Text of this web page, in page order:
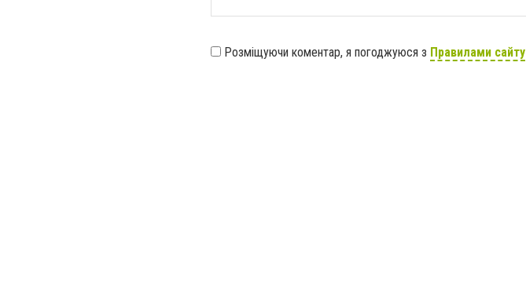
Розміщуючи коментар, я погоджуюся з Правилами сайту